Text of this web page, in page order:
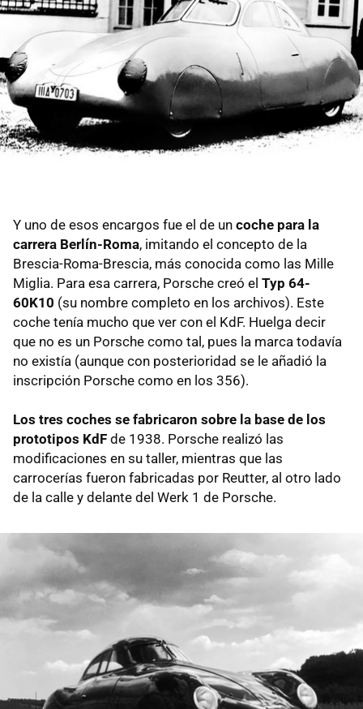
Y uno de esos encargos fue el de un coche para la
carrera Berlín-Roma, imitando el concepto de la
Brescia-Roma-Brescia, más conocida como las Mille
Miglia. Para esa carrera, Porsche creó el Typ 64-
60K10 (su nombre completo en los archivos). Este
coche tenía mucho que ver con el KdF. Huelga decir
que no es un Porsche como tal, pues la marca todavía
no existía (aunque con posterioridad se le añadió la
inscripción Porsche como en los 356).
Los tres coches se fabricaron sobre la base de los
prototipos KdF de 1938. Porsche realizó las
modificaciones en su taller, mientras que las
carrocerías fueron fabricadas por Reutter, al otro lado
de la calle y delante del Werk 1 de Porsche.